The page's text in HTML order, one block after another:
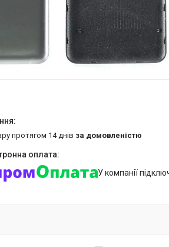
протягом 14 днів за домовленістю
У компанії